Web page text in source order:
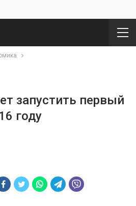
запустить первый
году